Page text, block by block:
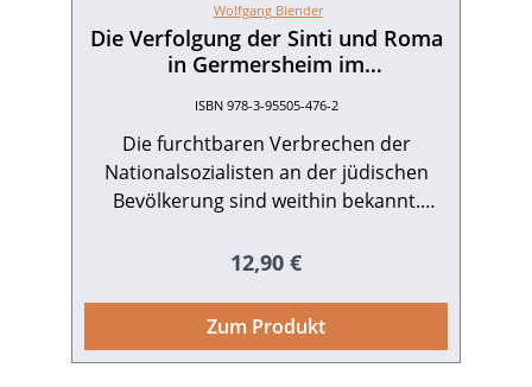
Wolfgang Blender
Die Verfolgung der Sinti und Roma
in Germersheim im
ISBN 978-3-95505-476-2
Die furchtbaren Verbrechen der
Nationalsozialisten an der jüdischen
Bevölkerung sind weithin bekannt.
Grausamkeiten, die den Menschen der
„minderwertige Rasse“ wurden sie als
Schikane ausgesetzt. Unzählige von
Regulärer Preis:
12,90 €
Zum Produkt